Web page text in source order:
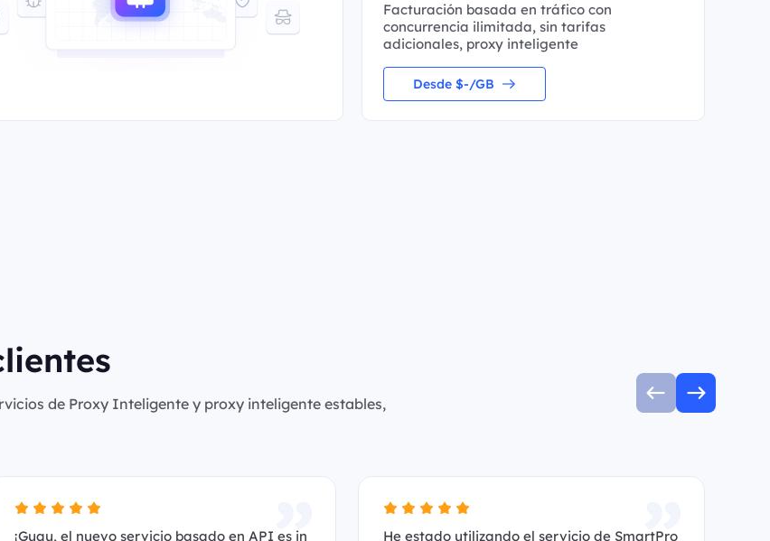
Facturación basada en tráfico con
concurrencia ilimitada, sin tarifas
adicionales, proxy inteligente
Desde $-/GB
de Proxy Inteligente y proxy inteligente estables,
¡Guau, el nuevo servicio basado en API es in He estado utilizando el servicio de SmartPro